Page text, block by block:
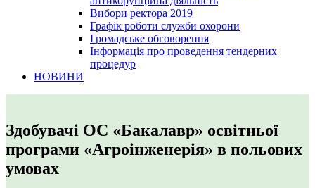
Вибори ректора 2019
Графік роботи служби охорони
Громадське обговорення
Інформація про проведення тендерних
процедур
НОВИНИ
Здобувачі ОС «Бакалавр» освітньої
програми «Агроінженерія» в польових
умовах